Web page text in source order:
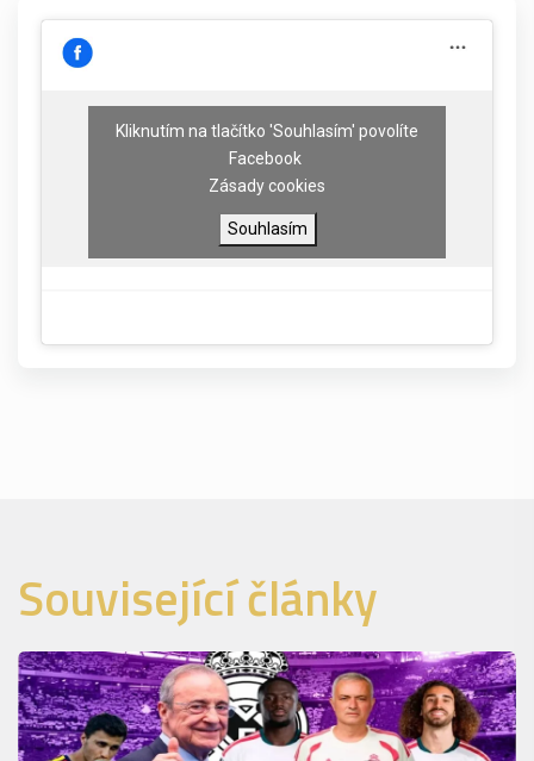
Kliknutím na tlačítko 'Souhlasím' povolíte
Facebook
Zásady cookies
Souhlasím
Související články